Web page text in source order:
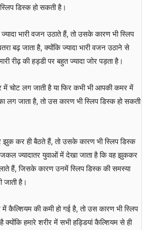
डिस्क हो सकती है।
भारी वजन उठाते हैं, तो उसके कारण भी स्लिप
बढ़ जाता है, क्योंकि ज्यादा भारी वजन उठाने से
रीढ़ की हड्डी पर बहुत ज्यादा जोर पड़ता है।
चोट लग जाती है या फिर कभी भी आपकी कमर में
जाता है, तो उस कारण भी स्लिप डिस्क हो सकती
झुक कर ही बैठते हैं, तो उसके कारण भी स्लिप डिस्क
ज्यादातर युवाओं में देखा जाता है कि वह झुककर
हैं, जिसके कारण उनमें स्लिप डिस्क की समस्या
जाती है।
कैल्शियम की कमी हो गई है, तो उस कारण भी स्लिप
क्योंकि हमारे शरीर में सभी हड्डियां कैल्शियम से ही